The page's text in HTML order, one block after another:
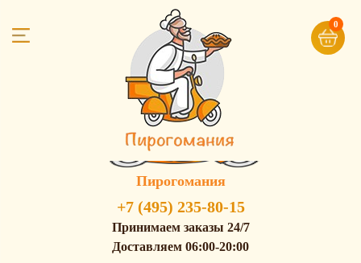
Пирогомания
+7 (495) 235-80-15
Принимаем заказы 24/7
Доставляем 06:00-20:00
0